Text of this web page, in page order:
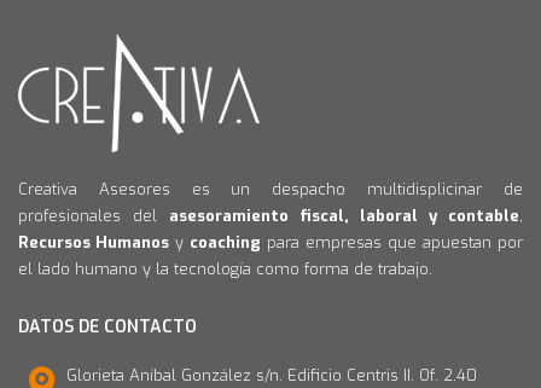
Creativa Asesores es un despacho multidisplicinar de
profesionales del asesoramiento fiscal, laboral y contable,
Recursos Humanos y coaching para empresas que apuestan por
el lado humano y la tecnología como forma de trabajo.
DATOS DE CONTACTO
Glorieta Aníbal González s/n. Edificio Centris II. Of. 2.40